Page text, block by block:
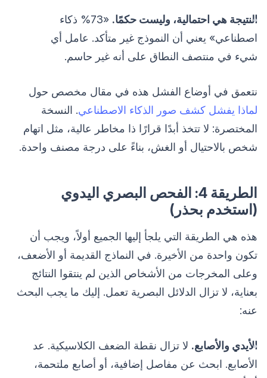
النتيجة هي احتمالية، وليست حكمًا.
«73% ذكاء
اصطناعي» يعني أن النموذج غير متأكد. عامل أي
شيء في منتصف النطاق على أنه غير حاسم.
نتعمق في أوضاع الفشل هذه في مقال مخصص حول
لماذا يفشل كشف صور الذكاء الاصطناعي. النسخة
المختصرة: لا تتخذ أبدًا قرارًا ذا مخاطر عالية، مثل اتهام
شخص بالاحتيال أو الغش، بناءً على درجة مصنف واحدة.
الطريقة 4: الفحص البصري اليدوي
(استخدم بحذر)
هذه هي الطريقة التي يلجأ إليها الجميع أولاً، ويجب أن
تكون واحدة من الأخيرة. في النماذج القديمة أو الأضعف،
وعلى المخرجات من الأشخاص الذين لم ينتقوا النتائج
بعناية، لا تزال الدلائل البصرية تعمل. إليك ما يجب البحث
عنه:
الأيدي والأصابع. لا تزال نقطة الضعف الكلاسيكية. عد
الأصابع. ابحث عن مفاصل إضافية، أو أصابع ملتحمة،